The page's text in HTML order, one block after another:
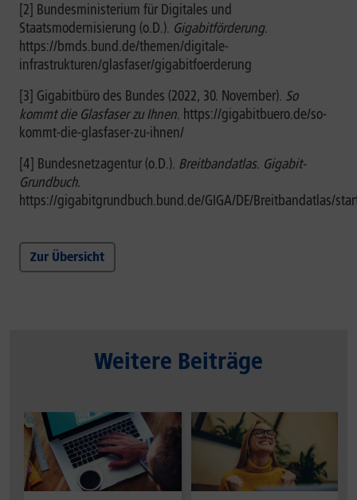
[2] Bundesministerium für Digitales und
Staatsmodernisierung (o.D.). Gigabitförderung.
https://bmds.bund.de/themen/digitale-
infrastrukturen/glasfaser/gigabitfoerderung
[3] Gigabitbüro des Bundes (2022, 30. November). So
kommt die Glasfaser zu Ihnen. https://gigabitbuero.de/so-
kommt-die-glasfaser-zu-ihnen/
[4] Bundesnetzagentur (o.D.). Breitbandatlas. Gigabit-
Grundbuch.
https://gigabitgrundbuch.bund.de/GIGA/DE/Breitbandatlas/
Zur Übersicht
Weitere Beiträge